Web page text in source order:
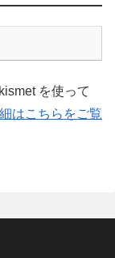
を使って
はこちらをご覧